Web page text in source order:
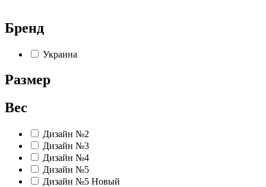
Бренд
Украина
Размер
Вес
Дизайн №2
Дизайн №3
Дизайн №4
Дизайн №5
Дизайн №5 Новый